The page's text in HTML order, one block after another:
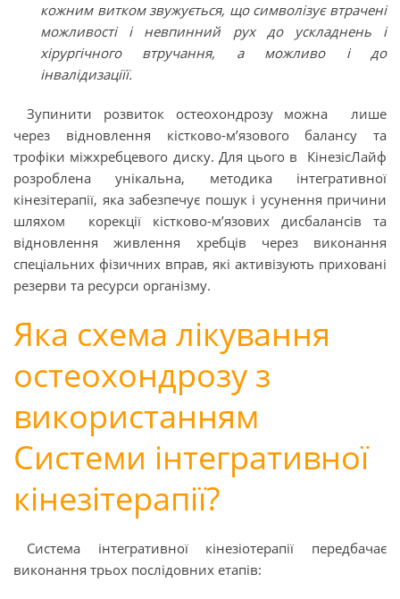
кожним витком звужується, що символізує втрачені
можливості і невпинний рух до ускладнень і
хірургічного втручання, а можливо і до
інвалідизаціїї.
Зупинити розвиток остеохондрозу можна лише
через відновлення кістково-м’язового балансу та
трофіки міжхребцевого диску. Для цього в КінезісЛайф
розроблена унікальна, методика інтегративної
кінезітерапії, яка забезпечує пошук і усунення причини
шляхом корекції кістково-м’язових дисбалансів та
відновлення живлення хребців через виконання
спеціальних фізичних вправ, які активізують приховані
резерви та ресурси організму.
Яка схема лікування
остеохондрозу з
використанням
Системи інтегративної
кінезітерапії?
Система інтегративної кінезіотерапії передбачає
виконання трьох послідовних етапів: